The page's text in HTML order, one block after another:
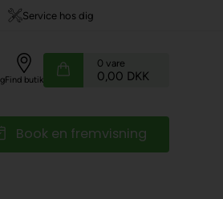
Service hos dig
Find butik
0 vare
0,00 DKK
Book en fremvisning